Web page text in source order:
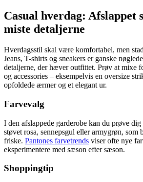
Casual hverdag: Afslappet
miste detaljerne
Hverdagsstil skal være komfortabel, men
Jeans, T-shirts og sneakers er ganske
detaljerne, der hæver outfittet. Prøv at mixe
og accessories – eksempelvis en oversize
opfoldede ærmer og et elegant ur.
Farvevalg
I den afslappede garderobe kan du prøve
støvet rosa, sennepsgul eller armygrøn, som
friske. Pantones farvetrends viser ofte nye
eksperimentere med sæson efter sæson.
Shoppingtip